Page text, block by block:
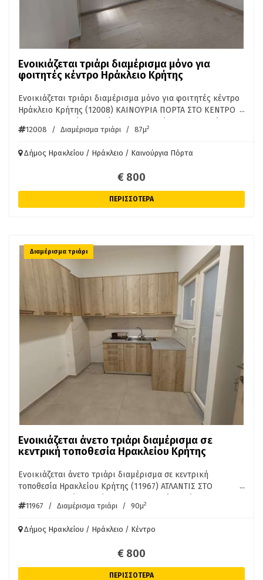
Ενοικιάζεται τριάρι διαμέρισμα μόνο για
φοιτητές κέντρο Ηράκλειο Κρήτης
Ενοικιάζεται τριάρι διαμέρισμα μόνο για φοιτητές κέντρο
Ηράκλειο Κρήτης (12008) ΚΑΙΝΟΥΡΙΑ ΠΟΡΤΑ ΣΤΟ ΚΕΝΤΡΟ
κατάσταση, 2 υπνοδωμάτια, θερμοπομποί, κλιματισμός,
Ευρώ/μήνα. ΠΛΗΡ. ΑΚΙΝΗΤΑ ΚΡΗΤΗΣ ΠΕΤΡΑΚΗΣ 6976754100
...
12008 / Διαμέρισμα τριάρι / 87μ2
Δήμος Ηρακλείου / Ηράκλειο / Καινούργια Πόρτα
€ 800
ΠΕΡΙΣΣΟΤΕΡΑ
Διαμέρισμα τριάρι
Ενοικιάζεται άνετο τριάρι διαμέρισμα σε
κεντρική τοποθεσία Ηρακλείου Κρήτης
Ενοικιάζεται άνετο τριάρι διαμέρισμα σε κεντρική
τοποθεσία Ηρακλείου Κρήτης (11967) ΑΤΛΑΝΤΙΣ ΣΤΟ
διαμέρισμα 90τμ, 2 υπνοδωμάτια, μεγάλο σαλόνι, κεντρική
Ενοίκιο 800 Ευρώ/μήνα.
...
11967 / Διαμέρισμα τριάρι / 90μ2
Δήμος Ηρακλείου / Ηράκλειο / Κέντρο
€ 800
ΠΕΡΙΣΣΟΤΕΡΑ